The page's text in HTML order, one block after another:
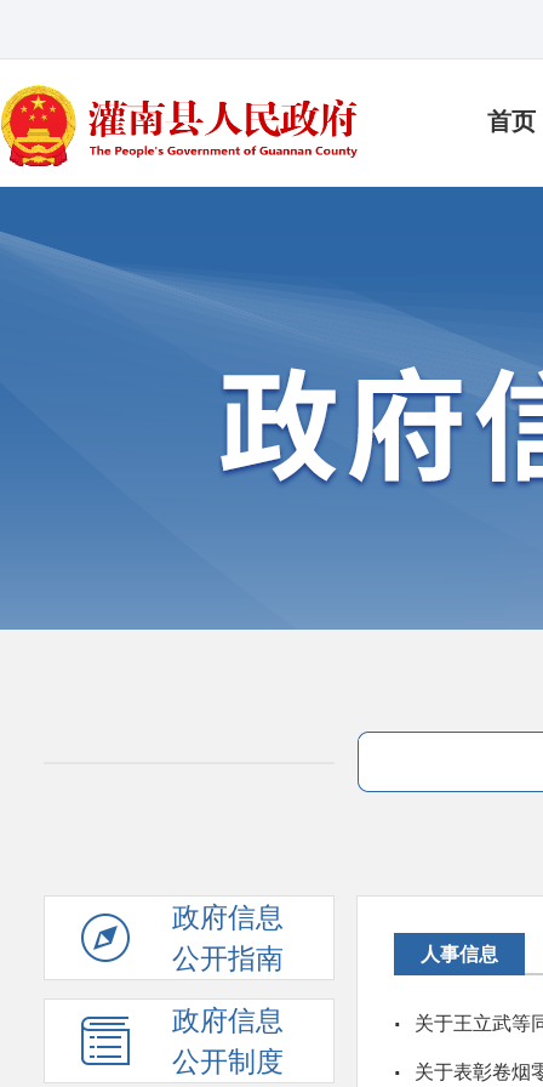
首页
大家都在搜： 最多跑一次
政府信息
公开指南
政府信息
公开制度
人事信息
· 关于王立武等
· 关于表彰卷烟